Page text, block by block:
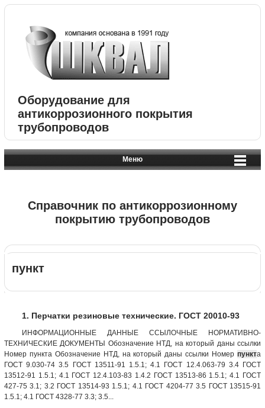
Оборудование для
антикоррозионного покрытия
трубопроводов
Меню
Справочник по антикоррозионному
покрытию трубопроводов
пункт
1. Перчатки резиновые технические. ГОСТ 20010-93
ИНФОРМАЦИОННЫЕ ДАННЫЕ ССЫЛОЧНЫЕ НОРМАТИВНО-
ТЕХНИЧЕСКИЕ ДОКУМЕНТЫ Обозначение НТД, на который даны ссылки
Номер пункта Обозначение НТД, на который даны ссылки Номер пункта
ГОСТ 9.030-74 3.5 ГОСТ 13511-91 1.5.1; 4.1 ГОСТ 12.4.063-79 3.4 ГОСТ
13512-91 1.5.1; 4.1 ГОСТ 12.4.103-83 1.4.2 ГОСТ 13513-86 1.5.1; 4.1 ГОСТ
427-75 3.1; 3.2 ГОСТ 13514-93 1.5.1; 4.1 ГОСТ 4204-77 3.5 ГОСТ 13515-91
1.5.1; 4.1 ГОСТ 4328-77 3.3; 3.5...